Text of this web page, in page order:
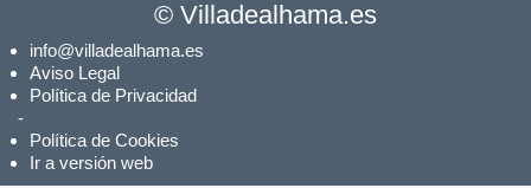
© Villadealhama.es
info@villadealhama.es
Aviso Legal
Política de Privacidad
-
Política de Cookies
Ir a versión web